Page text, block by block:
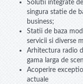
Solutii integrate
singura statie de
business;
Statii de baza
servicii si diverse
Arhitectura radio
gama larga de
Acoperire
actuale